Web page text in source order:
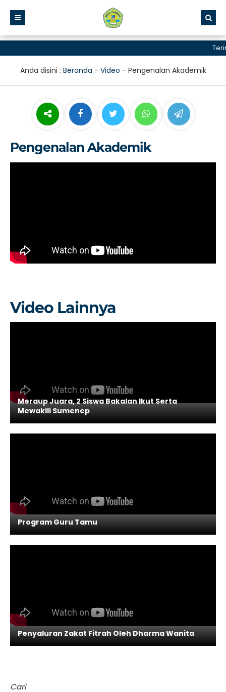
Anda disini : Beranda - Video - Pengenalan Akademik
Pengenalan Akademik
Video Lainnya
Meraup Juara, 2 Siswa Bakalan Ikut Serta
Mewakili Sumenep
Program Guru Tamu
Penyaluran Zakat Fitrah Oleh Dharma Wanita
Cari